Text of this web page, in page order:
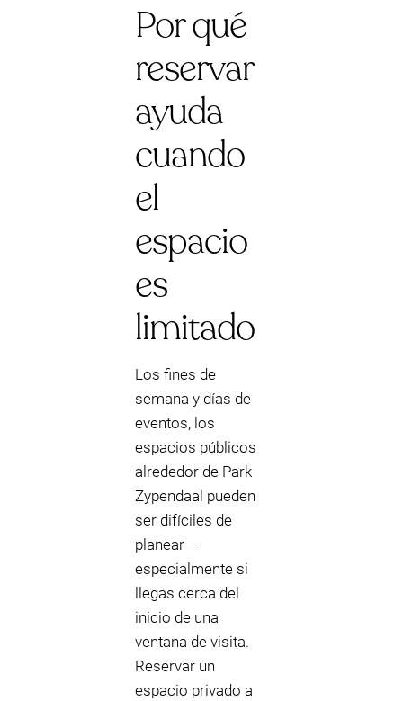
Por qué
reservar
ayuda
cuando
el
espacio
es
limitado
Los fines de
semana y días de
eventos, los
espacios públicos
alrededor de Park
Zypendaal pueden
ser difíciles de
planear—
especialmente si
llegas cerca del
inicio de una
ventana de visita.
Reservar un
espacio privado a